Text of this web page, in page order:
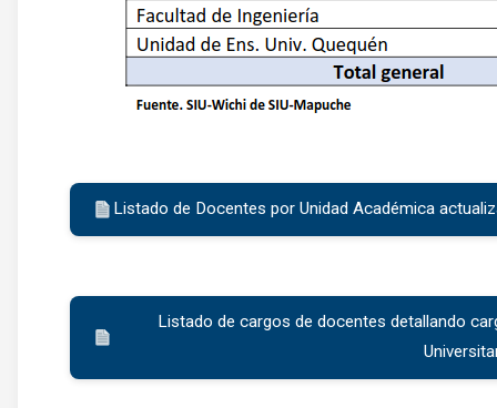
Listado de Docentes por Unidad Académica
Listado de cargos de docentes detallando